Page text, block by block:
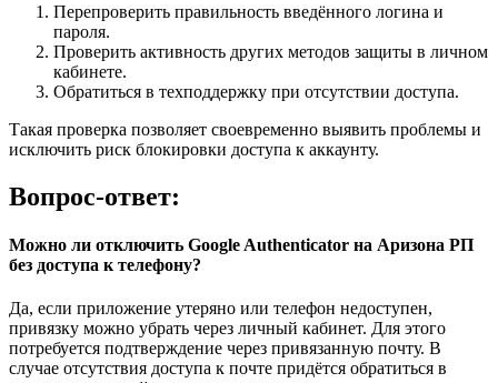
Перепроверить правильность введённого логина и
пароля.
Проверить активность других методов защиты в личном
кабинете.
Обратиться в техподдержку при отсутствии доступа.
Такая проверка позволяет своевременно выявить проблемы и
исключить риск блокировки доступа к аккаунту.
Вопрос-ответ:
Можно ли отключить Google Authenticator на Аризона РП
без доступа к телефону?
Да, если приложение утеряно или телефон недоступен,
привязку можно убрать через личный кабинет. Для этого
потребуется подтверждение через привязанную почту. В
случае отсутствия доступа к почте придётся обратиться в